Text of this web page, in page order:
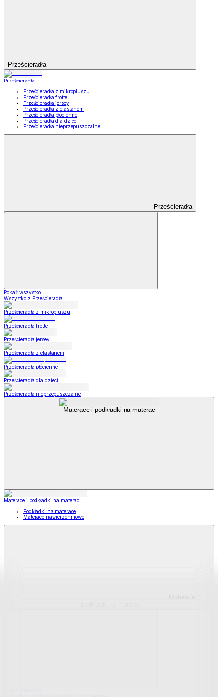
Prześcieradła
Prześcieradła
Prześcieradła z mikropluszu
Prześcieradła frotte
Prześcieradła jersey
Prześcieradła z elastanem
Prześcieradła płócienne
Prześcieradła dla dzieci
Prześcieradła nieprzepuszczalne
Prześcieradła
Pokaż wszystko
Wszystko z Prześcieradła
Prześcieradła z mikropluszu
Prześcieradła frotte
Prześcieradła jersey
Prześcieradła z elastanem
Prześcieradła płócienne
Prześcieradła dla dzieci
Prześcieradła nieprzepuszczalne
Materace i podkładki na materac
Materace i podkładki na materac
Podkładki na materace
Materace nawierzchniowe